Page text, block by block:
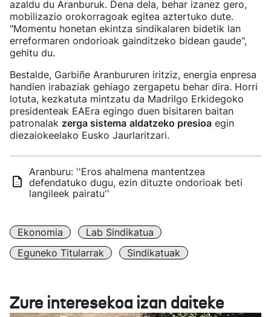
azaldu du Aranburuk. Dena dela, behar izanez gero,
mobilizazio orokorragoak egitea aztertuko dute.
"Momentu honetan ekintza sindikalaren bidetik lan
erreformaren ondorioak gainditzeko bidean gaude",
gehitu du.
Bestalde, Garbiñe Aranbururen iritziz, energia enpresa
handien irabaziak gehiago zergapetu behar dira. Horri
lotuta, kezkatuta mintzatu da Madrilgo Erkidegoko
presidenteak EAEra egingo duen bisitaren baitan
patronalak zerga sistema aldatzeko presioa egin
diezaiokeelako Eusko Jaurlaritzari.
Aranburu: ''Eros ahalmena mantentzea
defendatuko dugu, ezin dituzte ondorioak beti
langileek pairatu''
Ekonomia
Lab Sindikatua
Eguneko Titularrak
Sindikatuak
Zure interesekoa izan daiteke